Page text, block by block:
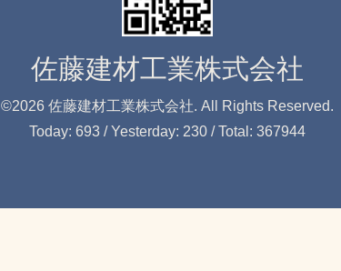
佐藤建材工業株式会社
©2026 佐藤建材工業株式会社. All Rights Reserved.
Today: 693 / Yesterday: 230 / Total: 367944